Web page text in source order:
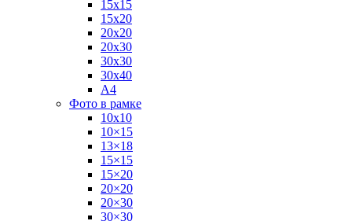
15х15
15х20
20х20
20х30
30х30
30х40
А4
Фото в рамке
10х10
10×15
13×18
15×15
15×20
20×20
20×30
30×30